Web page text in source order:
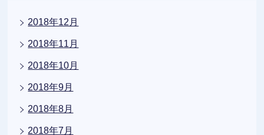
2018年12月
2018年11月
2018年10月
2018年9月
2018年8月
2018年7月